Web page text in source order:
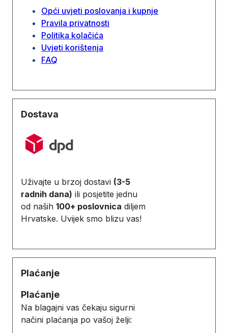
Opći uvjeti poslovanja i kupnje
Pravila privatnosti
Politika kolačića
Uvjeti korištenja
FAQ
Dostava
Uživajte u brzoj dostavi (3-5
radnih dana) ili posjetite jednu
od naših 100+ poslovnica diljem
Hrvatske. Uvijek smo blizu vas!
Plaćanje
Plaćanje
Na blagajni vas čekaju sigurni
načini plaćanja po vašoj želji: